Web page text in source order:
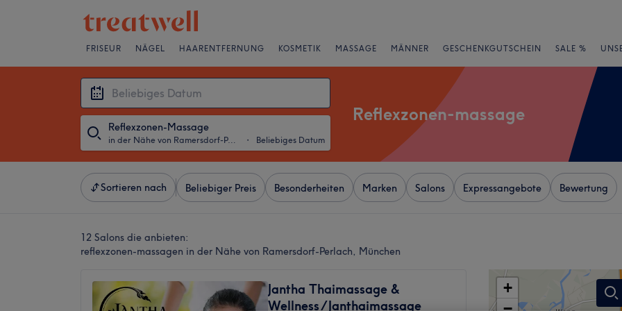
FRISEUR NÄGEL HAARENTFERNUNG KOSMETIK MASSAGE MÄNNER GESCHENKGUTSCHEIN SALE %
Reflexzonen-Massage
in der Nähe von Ramersdorf-Perlach, München ・ Beliebiges Datum
Reflexzonen-massage
Sortieren nach Beliebiger Preis Besonderheiten Marken Salons Expressangebote Bewertung
12 Salons die anbieten:
reflexzonen-massagen in der Nähe von Ramersdorf-Perlach, München
Jantha Thaimassage &
Wellness / Janthaimassage
+